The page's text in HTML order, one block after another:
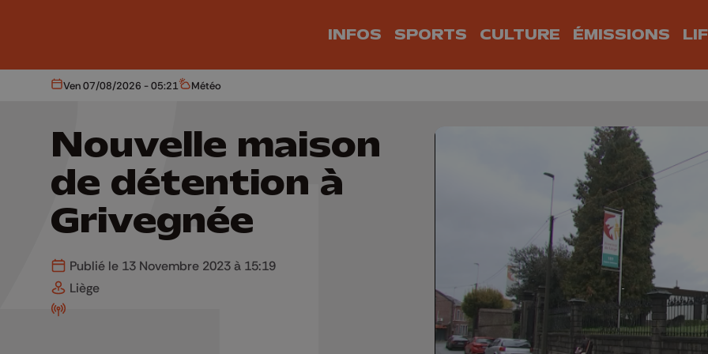
INFOS SPORTS CULTURE ÉMISSIONS
Aujourd'hui
Ven 07/08/2026 - 05:21 Météo
Météo
Nouvelle maison
de détention à
Grivegnée
Publié le 13 Novembre 2023 à 15:19
Liège